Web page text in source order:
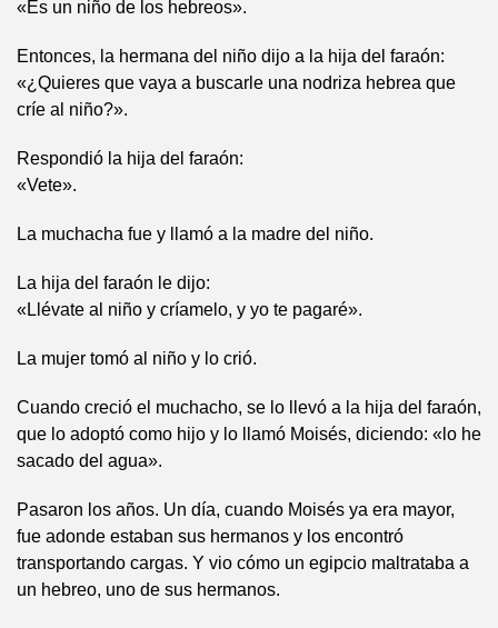
«Es un niño de los hebreos».
Entonces, la hermana del niño dijo a la hija del faraón:
«¿Quieres que vaya a buscarle una nodriza hebrea que
críe al niño?».
Respondió la hija del faraón:
«Vete».
La muchacha fue y llamó a la madre del niño.
La hija del faraón le dijo:
«Llévate al niño y críamelo, y yo te pagaré».
La mujer tomó al niño y lo crió.
Cuando creció el muchacho, se lo llevó a la hija del faraón,
que lo adoptó como hijo y lo llamó Moisés, diciendo: «lo he
sacado del agua».
Pasaron los años. Un día, cuando Moisés ya era mayor,
fue adonde estaban sus hermanos y los encontró
transportando cargas. Y vio cómo un egipcio maltrataba a
un hebreo, uno de sus hermanos.